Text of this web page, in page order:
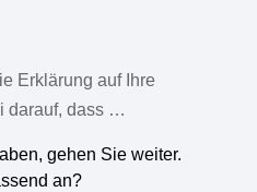
Erklärung auf Ihre
darauf, dass …
gehen Sie weiter.
an?